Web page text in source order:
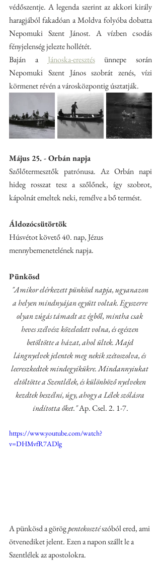
védőszentje. A legenda szerint az akkori király
haragjából fakadóan a Moldva folyóba dobatta
Nepomuki Szent Jánost. A vízben csodás
fényjelenség jelezte hollétét.
Baján a Jánoska-eresztés ünnepe során
Nepomuki Szent János szobrát zenés, vízi
körmenet révén a városközpontig úsztatják.
Május 25. - Orbán napja
Szőlőtermesztők patrónusa. Az Orbán napi
hideg rosszat tesz a szőlőnek, így szobrot,
kápolnát emeltek neki, remélve a bő termést.
Áldozócsütörtök
Húsvétot követő 40. nap, Jézus
mennybemenetelének napja.
Pünkösd
"Amikor elérkezett pünkösd napja, ugyanazon
a helyen mindnyájan együtt voltak. Egyszerre
olyan zúgás támadt az égből, mintha csak
heves szélvész közeledett volna, és egészen
betöltötte a házat, ahol ültek. Majd
lángnyelvek jelentek meg nekik szétoszolva, és
leereszkedtek mindegyikükre. Mindannyiukat
eltöltötte a Szentlélek, és különböző nyelveken
kezdtek beszélni, úgy, ahogy a Lélek szólásra
indította őket." Ap. Csel. 2. 1-7.
https://www.youtube.com/watch?
v=DHMvfR7ADlg
A pünkösd a görög pentekoszté szóból ered, ami
ötvenediket jelent. Ezen a napon szállt le a
Szentlélek az apostolokra.